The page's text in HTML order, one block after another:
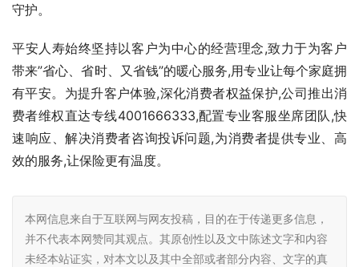
守护。
平安人寿始终坚持以客户为中心的经营理念,致力于为客户
带来”省心、省时、又省钱”的暖心服务,用专业让每个家庭拥
有平安。为提升客户体验,深化消费者权益保护,公司推出消
费者维权直达专线4001666333,配置专业客服坐席团队,快
速响应、解决消费者咨询投诉问题,为消费者提供专业、高
效的服务,让保险更有温度。
本网信息来自于互联网与网友投稿，目的在于传递更多信息，
并不代表本网赞同其观点。其原创性以及文中陈述文字和内容
未经本站证实，对本文以及其中全部或者部分内容、文字的真